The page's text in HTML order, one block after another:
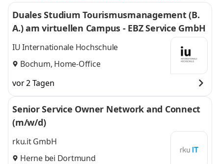
Duales Studium Tourismusmanagement (B.
A.) am virtuellen Campus - EBZ Service GmbH
IU Internationale Hochschule
Bochum, Home-Office
vor 2 Tagen
Senior Service Owner Network and Connect
(m/w/d)
rku.it GmbH
Herne bei Dortmund